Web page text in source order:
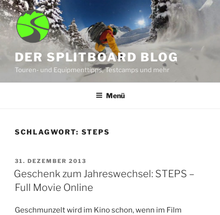
Zum
Inhalt
springen
DER SPLITBOARD BLOG
Touren- und Equipmenttipps, Testcamps und mehr
Menü
SCHLAGWORT: STEPS
VERÖFFENTLICHT
AM
31. DEZEMBER 2013
Geschenk zum Jahreswechsel: STEPS –
Full Movie Online
Geschmunzelt wird im Kino schon, wenn im Film